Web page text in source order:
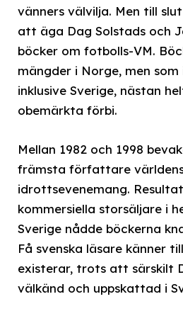
vänners välvilja. Men till
att äga Dag Solstads och
böcker om fotbolls-VM.
mängder i Norge, men
inklusive Sverige, nästan
obemärkta förbi.
Mellan 1982 och 1998
främsta författare
idrottsevenemang.
kommersiella storsäljare i
Sverige nådde böckerna
Få svenska läsare känner
existerar, trots att särskilt
välkänd och uppskattad i